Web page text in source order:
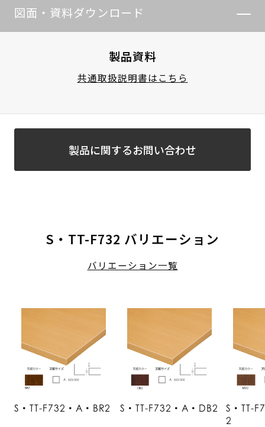
図面・資料ダウンロード
製品資料
共通取扱説明書はこちら
製品に関するお問い合わせ
S・TT-F732 バリエーション
バリエーション一覧
S・TT-F732・A・BR2 S・TT-F732・A・DB2
S・TT-
2